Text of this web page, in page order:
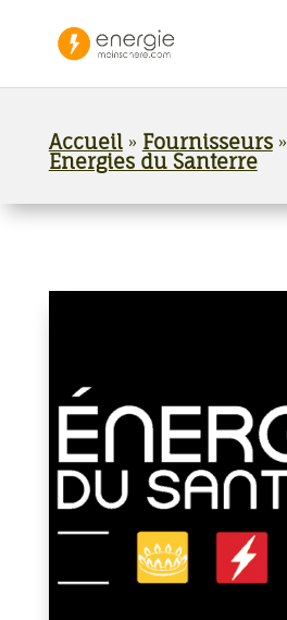
Accueil» Fournisseurs»
Energies du Santerre